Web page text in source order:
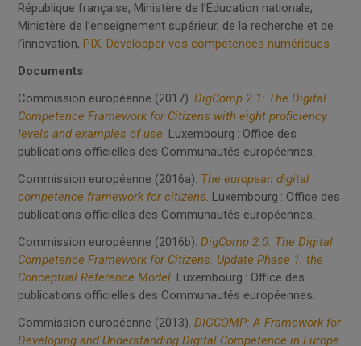
République française, Ministère de l’Éducation nationale,
Ministère de l’enseignement supérieur, de la recherche et de
l’innovation,PIX, Développer vos compétences numériques
Documents
Commission européenne (2017).DigComp 2.1: The Digital
Competence Framework for Citizens with eight proficiency
levels and examples of use. Luxembourg : Office des
publications officielles des Communautés européennes.
Commission européenne (2016a). The european digital
competence framework for citizens. Luxembourg : Office des
publications officielles des Communautés européennes.
Commission européenne (2016b).DigComp 2.0: The Digital
Competence Framework for Citizens. Update Phase 1: the
Conceptual Reference Model. Luxembourg : Office des
publications officielles des Communautés européennes.
Commission européenne (2013).DIGCOMP: A Framework for
Developing and Understanding Digital Competence in Europe.